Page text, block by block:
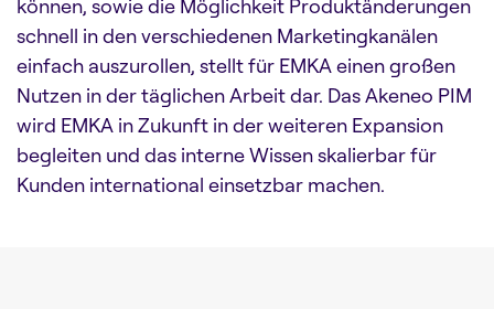
können, sowie die Möglichkeit Produktänderungen
schnell in den verschiedenen Marketingkanälen
einfach auszurollen, stellt für EMKA einen großen
Nutzen in der täglichen Arbeit dar. Das Akeneo PIM
wird EMKA in Zukunft in der weiteren Expansion
begleiten und das interne Wissen skalierbar für
Kunden international einsetzbar machen.